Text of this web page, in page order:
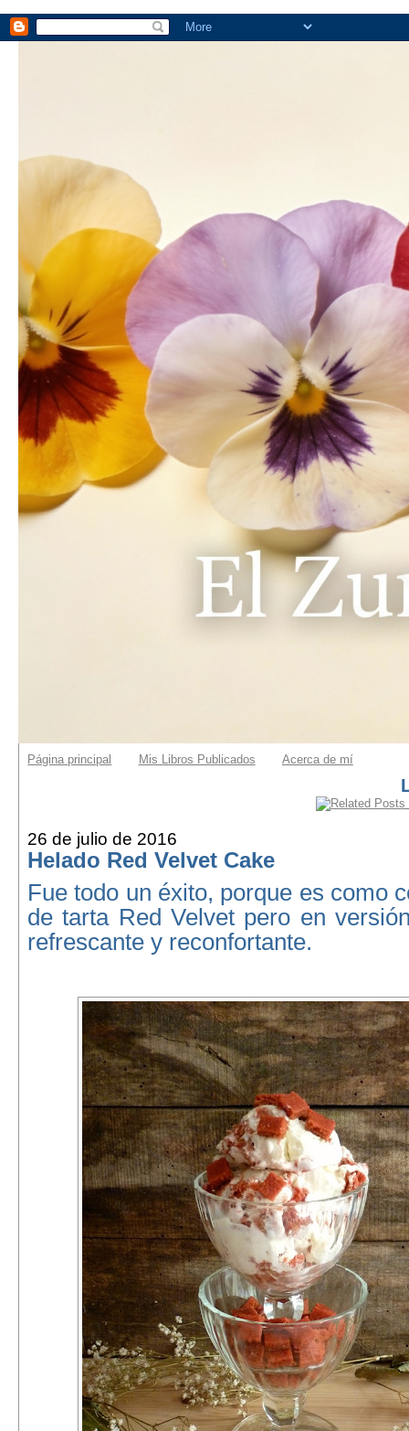
Página principal Mis Libros Publicados Acerca de mí
26 de julio de 2016
Helado Red Velvet Cake
Fue todo un éxito, porque es como
de tarta Red Velvet pero en
refrescante y reconfortante.